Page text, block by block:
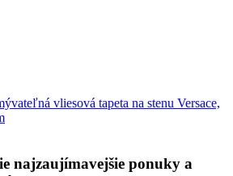
vliesová tapeta na stenu Versace,
najzaujímavejšie ponuky a